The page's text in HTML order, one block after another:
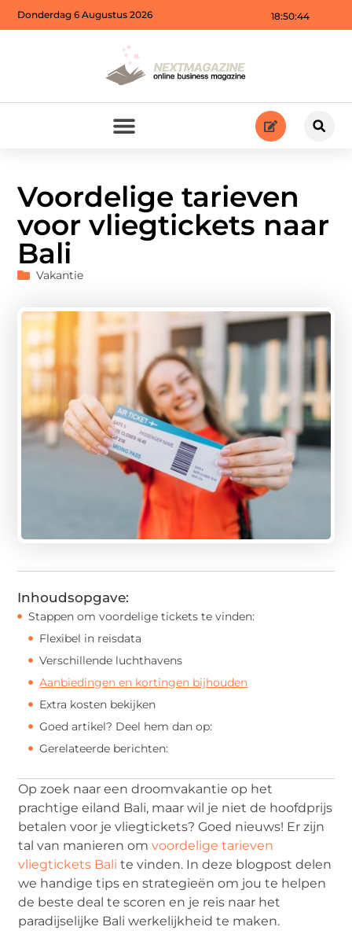
18:50:46
Donderdag 6 Augustus 2026
Voordelige tarieven
voor vliegtickets naar
Bali
Vakantie
Inhoudsopgave:
Stappen om voordelige tickets te vinden:
Flexibel in reisdata
Verschillende luchthavens
Aanbiedingen en kortingen bijhouden
Extra kosten bekijken
Goed artikel? Deel hem dan op:
Gerelateerde berichten:
Op zoek naar een droomvakantie op het
prachtige eiland Bali, maar wil je niet de hoofdprijs
betalen voor je vliegtickets? Goed nieuws! Er zijn
tal van manieren omvoordelige tarieven
vliegtickets Bali te vinden. In deze blogpost delen
we handige tips en strategieën om jou te helpen
de beste deal te scoren en je reis naar het
paradijselijke Bali werkelijkheid te maken.